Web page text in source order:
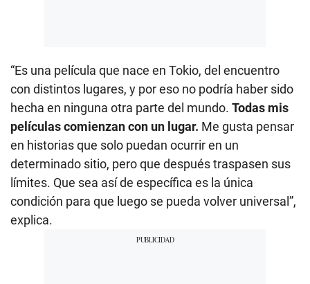
“Es una película que nace en Tokio, del encuentro
con distintos lugares, y por eso no podría haber sido
hecha en ninguna otra parte del mundo. Todas mis
películas comienzan con un lugar. Me gusta pensar
en historias que solo puedan ocurrir en un
determinado sitio, pero que después traspasen sus
límites. Que sea así de específica es la única
condición para que luego se pueda volver universal”,
explica.